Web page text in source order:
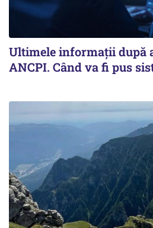
Ultimele informații după
ANCPI. Când va fi pus